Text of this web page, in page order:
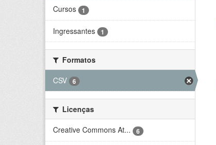
Cursos 1
Ingressantes 1
Formatos
CSV
6
Licenças
Creative Commons At...
6